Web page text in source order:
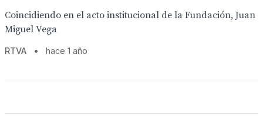
Coincidiendo en el acto institucional de la Fundación, Juan
Miguel Vega
RTVA • hace 1 año